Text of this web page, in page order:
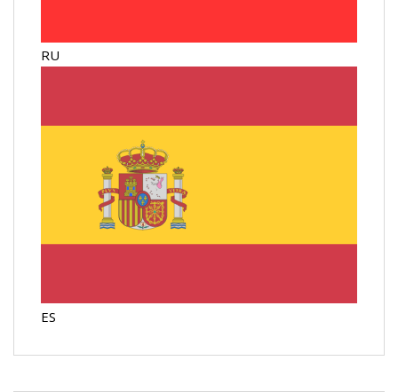
RU
ES